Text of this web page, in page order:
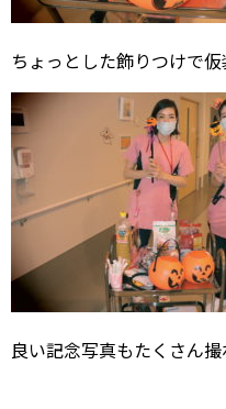
ちょっとした飾りつけで
良い記念写真もたくさん撮